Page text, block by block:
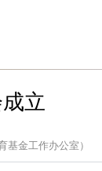
立
基金工作办公室）